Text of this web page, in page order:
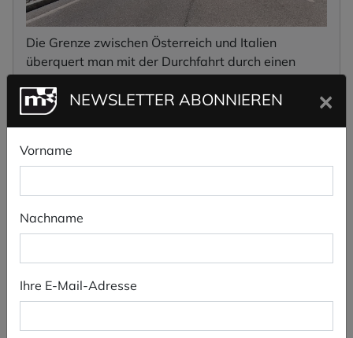
Die Grenze zwischen Österreich und Italien
überquert man mit der Durchfahrt durch einen
Tunnel.
Jaufenpass
VIDEOS
NEWSLETTER ABONNIEREN ×
Vorname
Nachname
Ihre E-Mail-Adresse